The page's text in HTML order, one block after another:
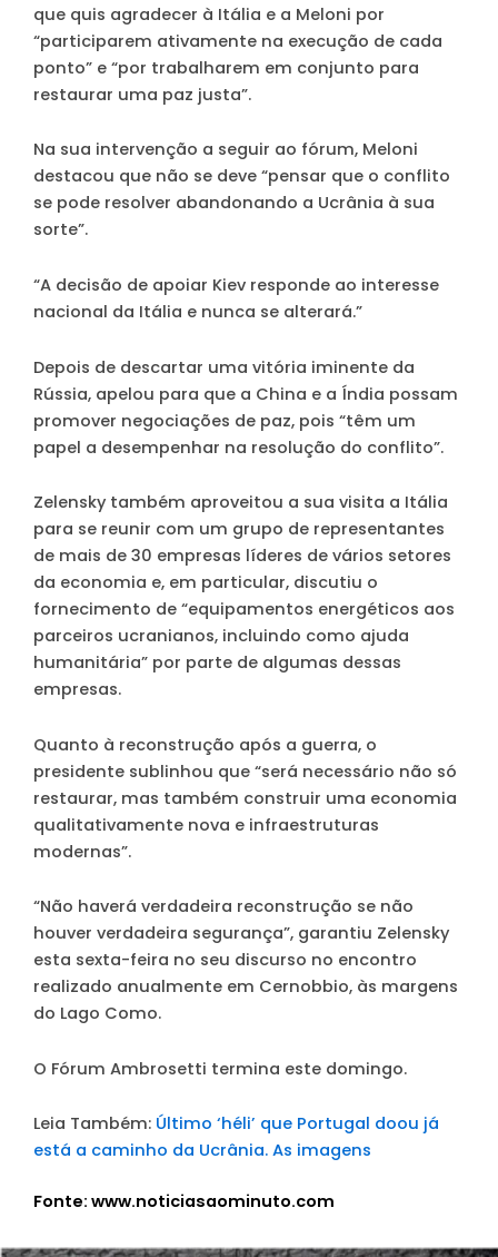
que quis agradecer à Itália e a Meloni por
“participarem ativamente na execução de cada
ponto” e “por trabalharem em conjunto para
restaurar uma paz justa”.
Na sua intervenção a seguir ao fórum, Meloni
destacou que não se deve “pensar que o conflito
se pode resolver abandonando a Ucrânia à sua
sorte”.
“A decisão de apoiar Kiev responde ao interesse
nacional da Itália e nunca se alterará.”
Depois de descartar uma vitória iminente da
Rússia, apelou para que a China e a Índia possam
promover negociações de paz, pois “têm um
papel a desempenhar na resolução do conflito”.
Zelensky também aproveitou a sua visita a Itália
para se reunir com um grupo de representantes
de mais de 30 empresas líderes de vários setores
da economia e, em particular, discutiu o
fornecimento de “equipamentos energéticos aos
parceiros ucranianos, incluindo como ajuda
humanitária” por parte de algumas dessas
empresas.
Quanto à reconstrução após a guerra, o
presidente sublinhou que “será necessário não só
restaurar, mas também construir uma economia
qualitativamente nova e infraestruturas
modernas”.
“Não haverá verdadeira reconstrução se não
houver verdadeira segurança”, garantiu Zelensky
esta sexta-feira no seu discurso no encontro
realizado anualmente em Cernobbio, às margens
do Lago Como.
O Fórum Ambrosetti termina este domingo.
Leia Também: Último ‘héli’ que Portugal doou já
está a caminho da Ucrânia. As imagens
Fonte: www.noticiasaominuto.com